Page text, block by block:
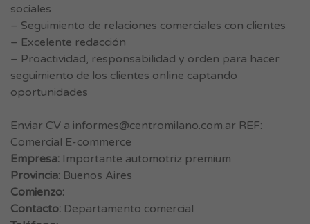
sociales
– Seguimiento de relaciones comerciales con clientes
– Excelente redacción
– Proactividad, responsabilidad y orden para hacer
seguimiento de los clientes online captando
oportunidades
Enviar CV a informes@centromilano.com.ar REF:
Comercial E-commerce
Empresa: Importante automotriz premium
Provincia: Buenos Aires
Comienzo:
Contacto: Departamento comercial